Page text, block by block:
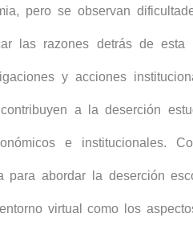
pero se observan
las razones detrás de esta
y acciones
a la deserción
e institucionales.
para abordar la deserción
virtual como los